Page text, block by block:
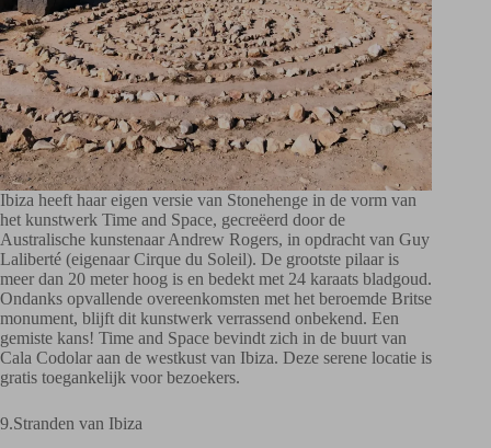
Ibiza heeft haar eigen versie van Stonehenge in de vorm van
het kunstwerk Time and Space, gecreëerd door de
Australische kunstenaar Andrew Rogers, in opdracht van Guy
Laliberté (eigenaar Cirque du Soleil). De grootste pilaar is
meer dan 20 meter hoog is en bedekt met 24 karaats bladgoud.
Ondanks opvallende overeenkomsten met het beroemde Britse
monument, blijft dit kunstwerk verrassend onbekend. Een
gemiste kans! Time and Space bevindt zich in de buurt van
Cala Codolar aan de westkust van Ibiza. Deze serene locatie is
gratis toegankelijk voor bezoekers.
9.Stranden van Ibiza